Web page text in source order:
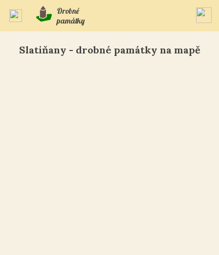
Drobné
památky
Slatiňany - drobné památky na mapě